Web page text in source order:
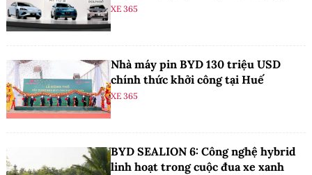
XE 365
Nhà máy pin BYD 130 triệu USD
chính thức khởi công tại Huế
XE 365
BYD SEALION 6: Công nghệ hybrid
linh hoạt trong cuộc đua xe xanh